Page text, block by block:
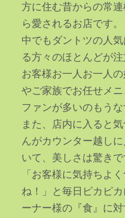
方に住む昔からの常
ら愛されるお店です。
中でもダントツの人
る方々のほとんどが注
お客様お一人お一人
やご家族でお任せメ
ファンが多いのもうな
また、店内に入ると
んがカウンター越し
いて、美しさは驚きで
「お客様に気持ちよ
ね！」と毎日ピカピ
ーナー様の『食』に